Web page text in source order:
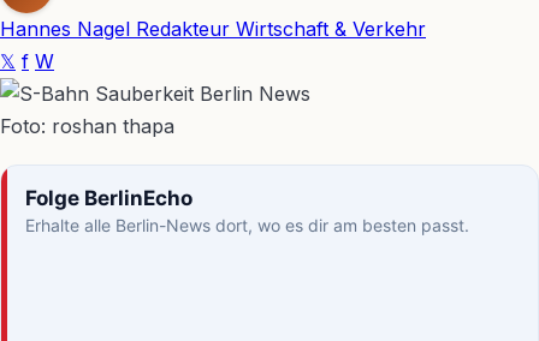
Hannes Nagel Redakteur Wirtschaft & Verkehr
𝕏 f W
Foto: roshan thapa
Folge BerlinEcho
Erhalte alle Berlin-News dort, wo es dir am besten passt.